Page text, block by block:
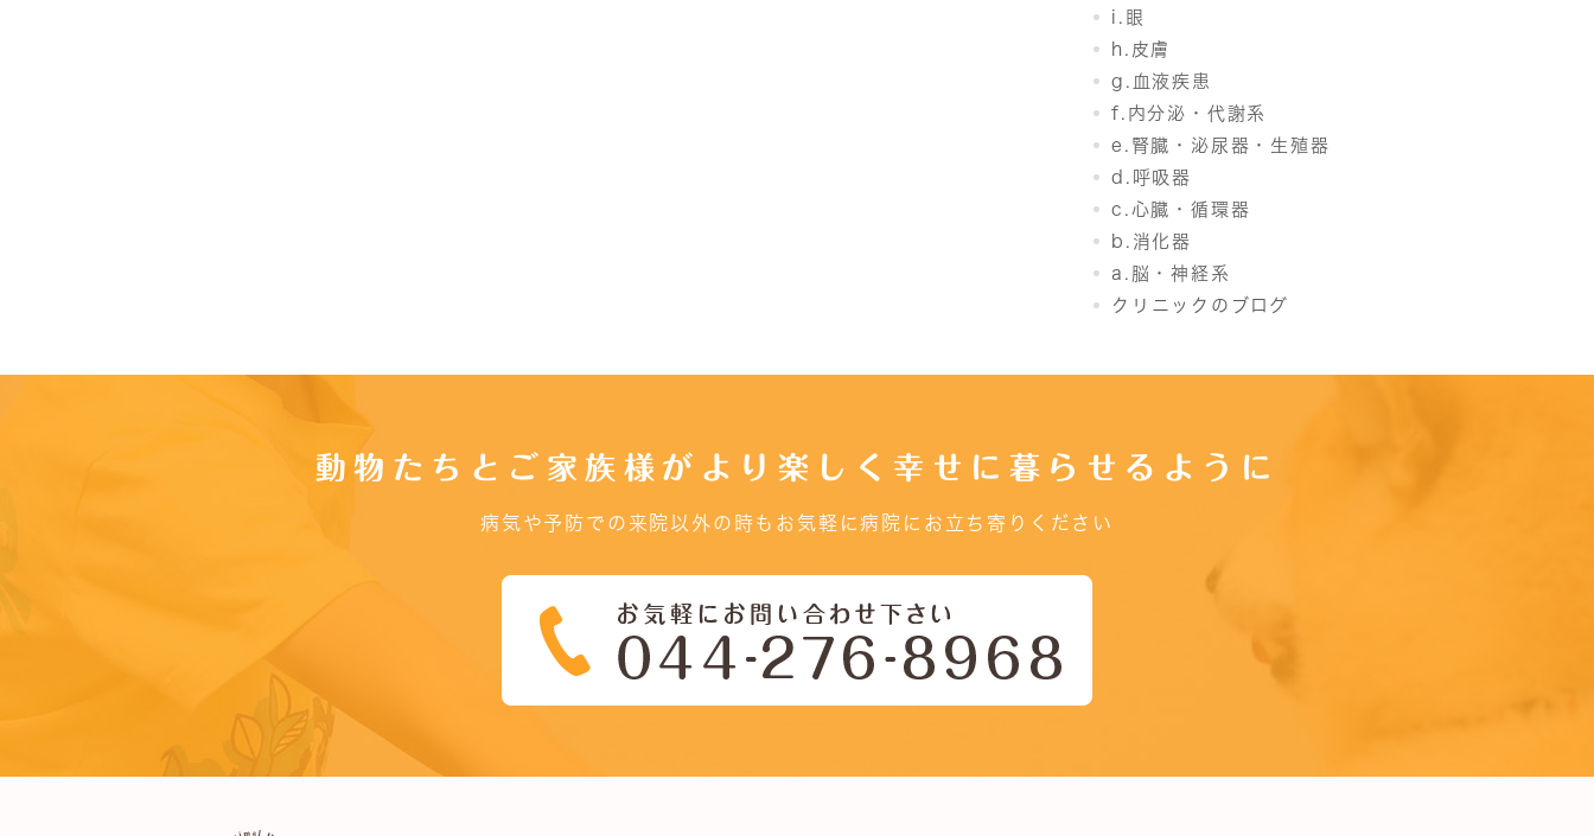
i.眼
h.皮膚
g.血液疾患
f.内分泌・代謝系
e.腎臓・泌尿器・生殖器
d.呼吸器
c.心臓・循環器
b.消化器
a.脳・神経系
クリニックのブログ
動物たちとご家族様がより楽しく幸せに暮らせるように
病気や予防での来院以外の時もお気軽に病院にお立ち寄りください